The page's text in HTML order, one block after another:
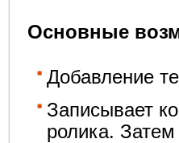
Основные
Добавление
Записывает
ролика.